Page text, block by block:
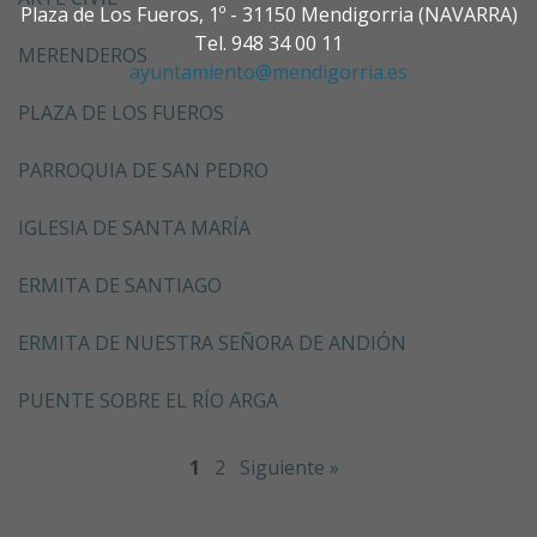
Plaza de Los Fueros, 1º - 31150 Mendigorria (NAVARRA)
Tel. 948 34 00 11
ayuntamiento@mendigorria.es
MERENDEROS
PLAZA DE LOS FUEROS
PARROQUIA DE SAN PEDRO
IGLESIA DE SANTA MARÍA
ERMITA DE SANTIAGO
ERMITA DE NUESTRA SEÑORA DE ANDIÓN
PUENTE SOBRE EL RÍO ARGA
1 2 Siguiente »